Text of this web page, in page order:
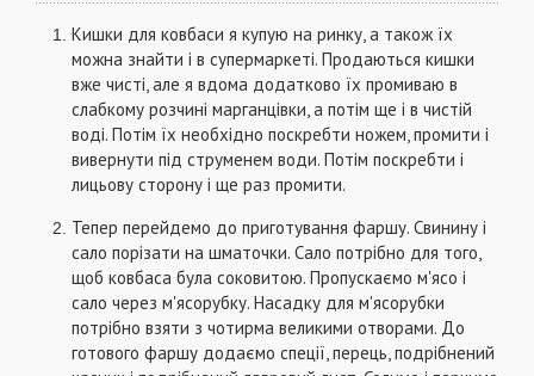
Кишки для ковбаси я купую на ринку, а також їх
можна знайти і в супермаркеті. Продаються кишки
вже чисті, але я вдома додатково їх промиваю в
слабкому розчині марганцівки, а потім ще і в чистій
воді. Потім їх необхідно поскребти ножем, промити і
вивернути під струменем води. Потім поскребти і
лицьову сторону і ще раз промити.
Тепер перейдемо до приготування фаршу. Свинину і
сало порізати на шматочки. Сало потрібно для того,
щоб ковбаса була соковитою. Пропускаємо м'ясо і
сало через м'ясорубку. Насадку для м'ясорубки
потрібно взяти з чотирма великими отворами. До
готового фаршу додаємо спеції, перець, подрібнений